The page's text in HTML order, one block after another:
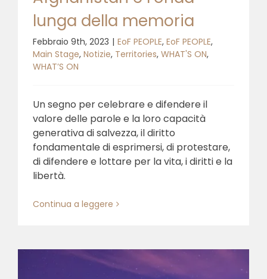
lunga della memoria
Febbraio 9th, 2023 | EoF PEOPLE, EoF PEOPLE,
Main Stage, Notizie, Territories, WHAT'S ON,
WHAT’S ON
Un segno per celebrare e difendere il
valore delle parole e la loro capacità
generativa di salvezza, il diritto
fondamentale di esprimersi, di protestare,
di difendere e lottare per la vita, i diritti e la
libertà.
Continua a leggere